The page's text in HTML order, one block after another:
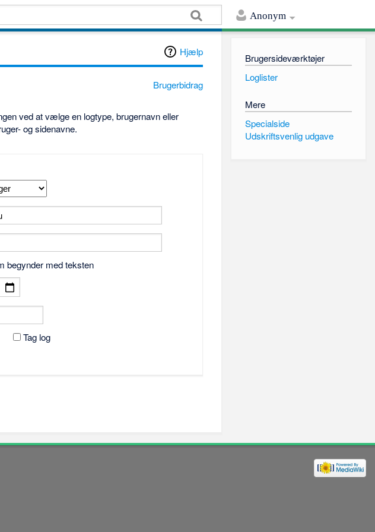
Anonym
Hjælp
Brugerbidrag
ved at vælge en logtype, brugernavn eller
og sidenavne.
begynder med teksten
Tag log
Brugersideværktøjer
Loglister
Mere
Specialside
Udskriftsvenlig udgave